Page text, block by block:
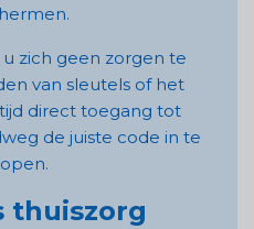
zich geen zorgen te
van sleutels of het
direct toegang tot
de juiste code in te
thuiszorg